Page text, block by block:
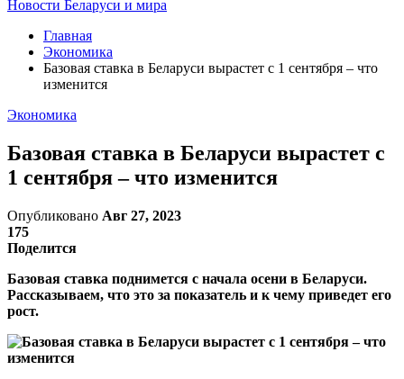
Новости Беларуси и мира
Главная
Экономика
Базовая ставка в Беларуси вырастет с 1 сентября – что
изменится
Экономика
Базовая ставка в Беларуси вырастет с
1 сентября – что изменится
Опубликовано Авг 27, 2023
175
Поделится
Базовая ставка поднимется с начала осени в Беларуси.
Рассказываем, что это за показатель и к чему приведет его
рост.